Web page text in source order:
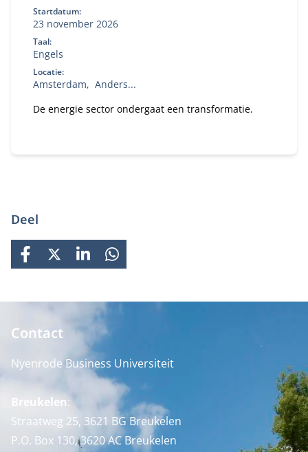
Startdatum:
23 november 2026
Taal:
Engels
Locatie:
Amsterdam
Anders...
De energie sector ondergaat een transformatie.
Deel
FACEBOOK
X LINKEDINWHATSAPP
Contact
Nyenrode Business Universiteit
Breukelen:
Straatweg 25, 3621 BG Breukelen
P.O. Box 130, 3620 AC Breukelen